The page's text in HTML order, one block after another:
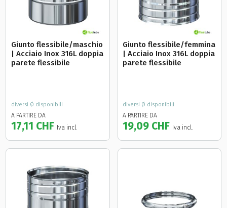
Giunto flessibile/maschio
| Acciaio Inox 316L doppia
parete flessibile
diversi Ø disponibili
A PARTIRE DA
17,11 CHF Iva incl.
Giunto flessibile/femmina
| Acciaio Inox 316L doppia
parete flessibile
diversi Ø disponibili
A PARTIRE DA
19,09 CHF Iva incl.